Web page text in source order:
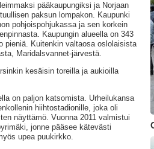
pääkaupungiksi ja Norjaan
paksun lompakon. Kaupunki
pohjoispohjukassa ja sen korkein
Kaupungin alueella on 343
pieniä. Kuitenkin valtaosa oslolaisista
Maridalsvannet-järvestä.
kesäisin toreilla ja aukioilla
on paljon katsomista. Urheilukansa
hiihtostadionille, joka oli
näyttämö. Vuonna 2011 valmistui
jonne pääsee kätevästi
upea puukirkko.